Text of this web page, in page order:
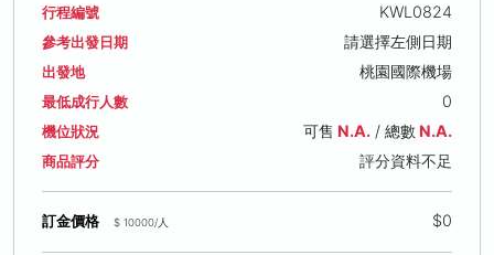
行程編號 KWL0824
參考出發日期 請選擇左側日期
出發地 桃園國際機場
最低成行人數 0
機位狀況 可售 N.A./ 總數N.A.
商品評分 評分資料不足
訂金價格 $ 10000/人 $0